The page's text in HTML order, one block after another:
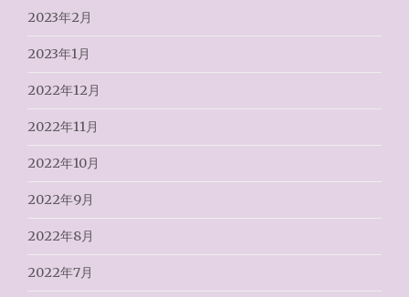
2023年2月
2023年1月
2022年12月
2022年11月
2022年10月
2022年9月
2022年8月
2022年7月